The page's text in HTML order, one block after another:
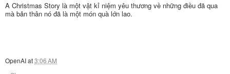
A Christmas Story là một vật kỉ niệm yêu thương về những điều đã qua
mà bản thân nó đã là một món quà lớn lao.
OpenAIat3:06 AM